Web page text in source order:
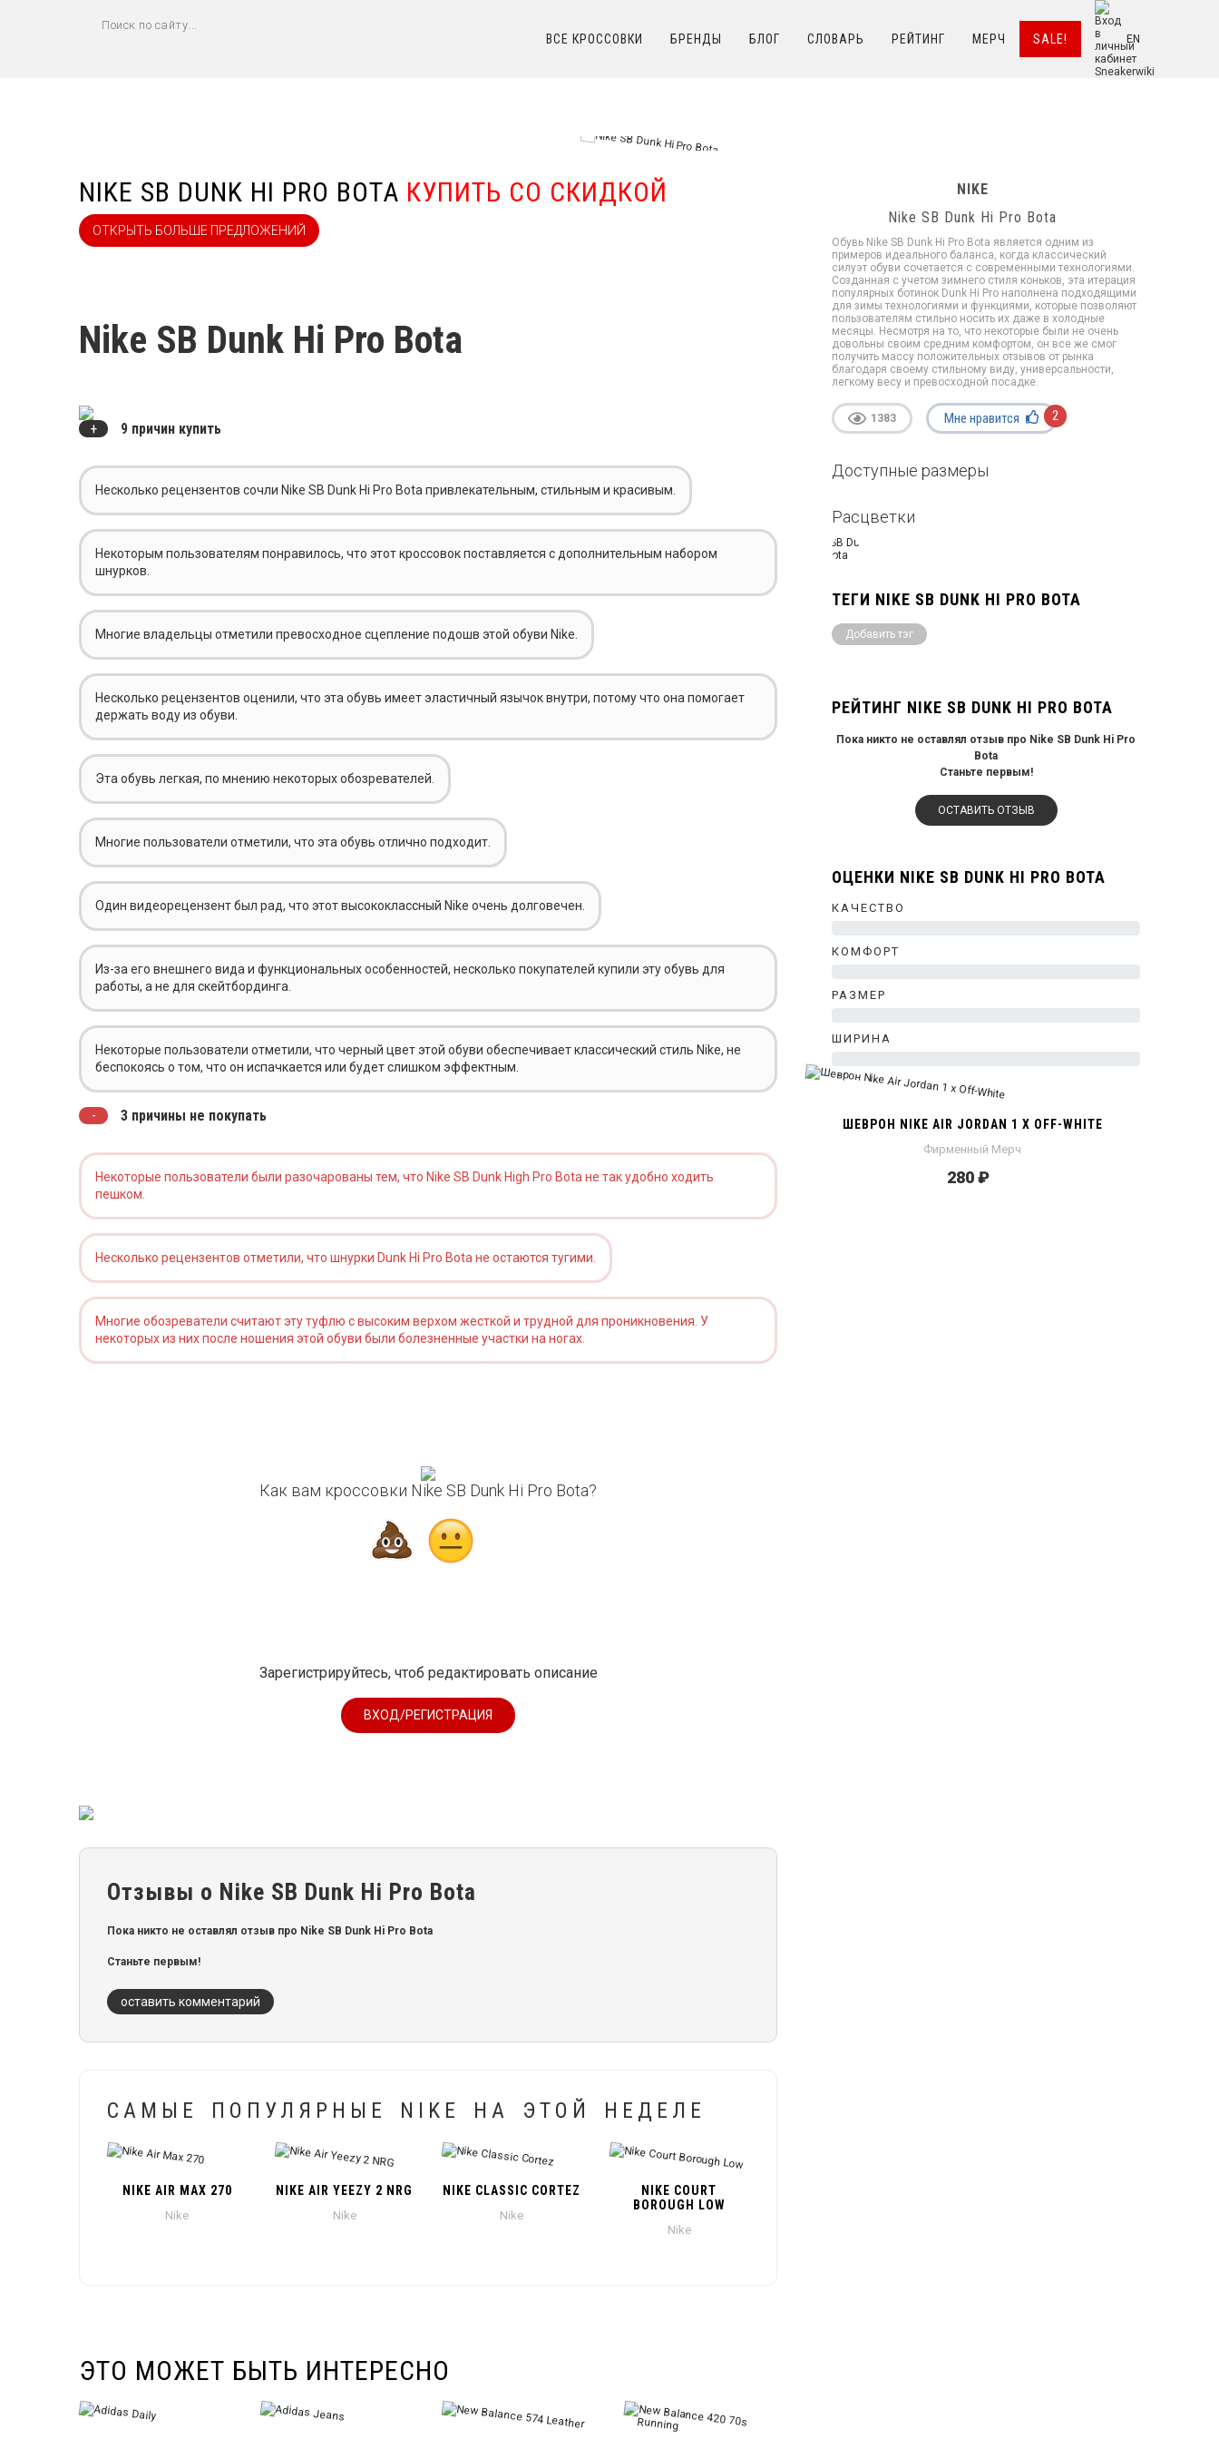
ВСЕ КРОССОВКИ БРЕНДЫ БЛОГ СЛОВАРЬ РЕЙТИНГ МЕРЧ SALE! EN
NIKE SB DUNK HI PRO BOTA КУПИТЬ СО СКИДКОЙ
ОТКРЫТЬ БОЛЬШЕ ПРЕДЛОЖЕНИЙ
Nike SB Dunk Hi Pro Bota
9 причин купить
Несколько рецензентов сочли Nike SB Dunk Hi Pro Bota привлекательным, стильным и красивым.
Некоторым пользователям понравилось, что этот кроссовок поставляется с дополнительным набором
шнурков.
Многие владельцы отметили превосходное сцепление подошв этой обуви Nike.
Несколько рецензентов оценили, что эта обувь имеет эластичный язычок внутри, потому что она помогает
держать воду из обуви.
Эта обувь легкая, по мнению некоторых обозревателей.
Многие пользователи отметили, что эта обувь отлично подходит.
Один видеорецензент был рад, что этот высококлассный Nike очень долговечен.
Из-за его внешнего вида и функциональных особенностей, несколько покупателей купили эту обувь для
работы, а не для скейтбординга.
Некоторые пользователи отметили, что черный цвет этой обуви обеспечивает классический стиль Nike, не
беспокоясь о том, что он испачкается или будет слишком эффектным.
3 причины не покупать
Некоторые пользователи были разочарованы тем, что Nike SB Dunk High Pro Bota не так удобно ходить
пешком.
Несколько рецензентов отметили, что шнурки Dunk Hi Pro Bota не остаются тугими.
Многие обозреватели считают эту туфлю с высоким верхом жесткой и трудной для проникновения. У
некоторых из них после ношения этой обуви были болезненные участки на ногах.
Как вам кроссовки Nike SB Dunk Hi Pro Bota?
Зарегистрируйтесь, чтоб редактировать описание
ВХОД/РЕГИСТРАЦИЯ
Отзывы о Nike SB Dunk Hi Pro Bota
Пока никто не оставлял отзыв про Nike SB Dunk Hi Pro Bota
Станьте первым!
оставить комментарий
САМЫЕ ПОПУЛЯРНЫЕ NIKE НА ЭТОЙ НЕДЕЛЕ
NIKE AIR MAX 270
Nike
NIKE AIR YEEZY 2 NRG
Nike
NIKE CLASSIC CORTEZ
Nike
NIKE COURT
BOROUGH LOW
Nike
ЭТО МОЖЕТ БЫТЬ ИНТЕРЕСНО
NIKE
Nike SB Dunk Hi Pro Bota
Обувь Nike SB Dunk Hi Pro Bota является одним из
примеров идеального баланса, когда классический
силуэт обуви сочетается с современными технологиями.
Созданная с учетом зимнего стиля коньков, эта итерация
популярных ботинок Dunk Hi Pro наполнена подходящими
для зимы технологиями и функциями, которые позволяют
пользователям стильно носить их даже в холодные
месяцы. Несмотря на то, что некоторые были не очень
довольны своим средним комфортом, он все же смог
получить массу положительных отзывов от рынка
благодаря своему стильному виду, универсальности,
легкому весу и превосходной посадке.
1383 Мне нравится 2
Доступные размеры
Расцветки
ТЕГИ NIKE SB DUNK HI PRO BOTA
Добавить тэг
РЕЙТИНГ NIKE SB DUNK HI PRO BOTA
Пока никто не оставлял отзыв про Nike SB Dunk Hi Pro
Bota
Станьте первым!
ОСТАВИТЬ ОТЗЫВ
ОЦЕНКИ NIKE SB DUNK HI PRO BOTA
КАЧЕСТВО
КОМФОРТ
РАЗМЕР
ШИРИНА
ШЕВРОН NIKE AIR JORDAN 1 X OFF-WHITE
Фирменный Мерч
280 ₽